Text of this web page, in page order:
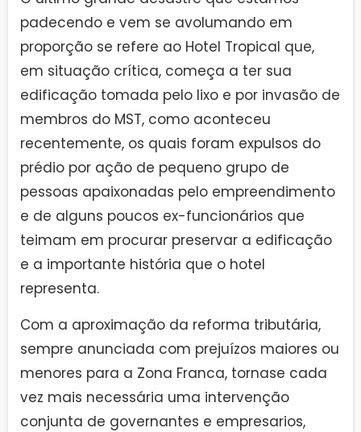
padecendo e vem se avolumando em
proporção se refere ao Hotel Tropical que,
em situação crítica, começa a ter sua
edificação tomada pelo lixo e por invasão de
membros do MST, como aconteceu
recentemente, os quais foram expulsos do
prédio por ação de pequeno grupo de
pessoas apaixonadas pelo empreendimento
e de alguns poucos ex-funcionários que
teimam em procurar preservar a edificação
e a importante história que o hotel
representa.
Com a aproximação da reforma tributária,
sempre anunciada com prejuízos maiores ou
menores para a Zona Franca, tornase cada
vez mais necessária uma intervenção
conjunta de governantes e empresarios,